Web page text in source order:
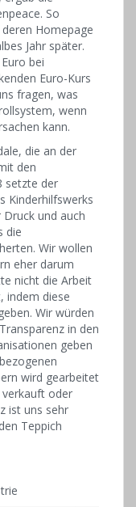
So
Homepage
Jahr später.
bei
Euro-Kurs
fragen, was
wenn
kann.
die an der
den
setzte der
Kinderhilfswerks
und auch
die
Wir wollen
eher darum
nicht die Arbeit
indem diese
Wir würden
in den
geben
wird gearbeitet
verkauft oder
ist uns sehr
Teppich